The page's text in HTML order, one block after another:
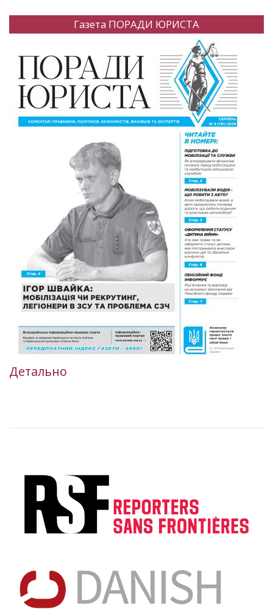
Газета ПОРАДИ ЮРИСТА
Детально